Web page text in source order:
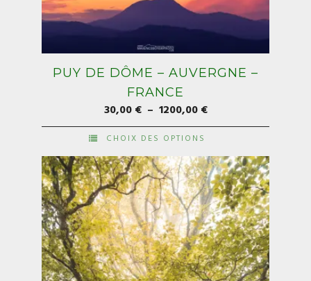
PUY DE DÔME – AUVERGNE –
FRANCE
30,00€ – 1200,00€Plage
de
30,00 €
à
1200,00 €
CHOIX DES OPTIONS
produit
a
plusieurs
variations.
Les
options
peuvent
être